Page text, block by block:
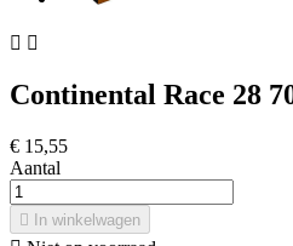
 
Continental Race 28
€ 15,55
Aantal
 In winkelwagen